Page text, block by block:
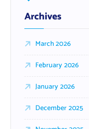
Archives
March 2026
February 2026
January 2026
December 2025